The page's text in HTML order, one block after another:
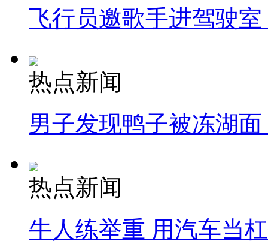
飞行员邀歌手进驾驶
热点新闻
男子发现鸭子被冻湖
热点新闻
牛人练举重 用汽车当